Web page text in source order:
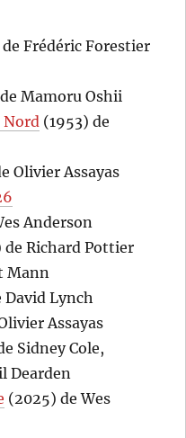
Frédéric Forestier
Mamoru Oshii
Nord (1953) de
Olivier Assayas
Anderson
de Richard Pottier
Mann
Lynch
Assayas
Sidney Cole,
Dearden
(2025) de Wes